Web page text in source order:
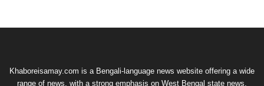
Khaboreisamay.com is a Bengali-language news website offering a wide
range of news, with a strong emphasis on West Bengal state news,